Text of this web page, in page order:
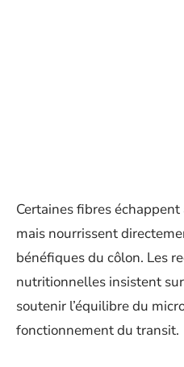
Certaines fibres
mais nourrissent
bénéfiques du côlon. Les
nutritionnelles insistent
soutenir l’équilibre du
fonctionnement du transit.